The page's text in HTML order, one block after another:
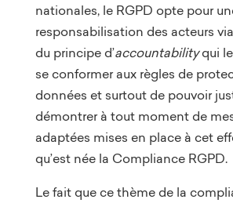
nationales, le RGPD opte pour
responsabilisation des acteurs
du principe d’accountabilityqui
se conformer aux règles de
données et surtout de pouvoir
démontrer à tout moment de
adaptées mises en place à cet
qu’est née la Compliance RGPD.
Le fait que ce thème de la